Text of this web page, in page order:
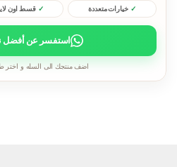
خيارات متعددة قسط اون
استفسر عن أفضل
اضف منتجك الى السله و اختر